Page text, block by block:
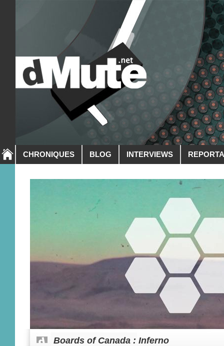
CHRONIQUES BLOG INTERVIEWS
Boards of Canada : Inferno